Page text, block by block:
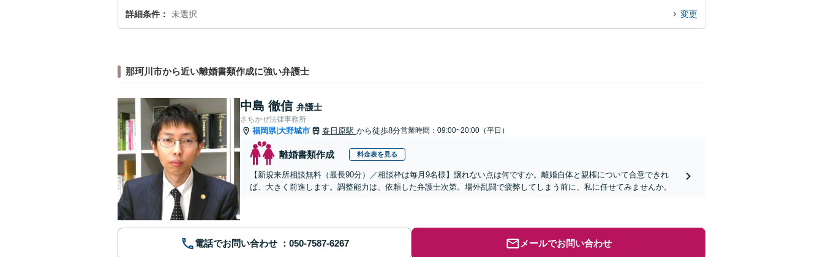
詳細条件 未選択 変更
那珂川市から近い離婚書類作成に強い弁護士
中島 徹信 弁護士
さちかぜ法律事務所
福岡県|大野城市 春日原駅 から徒歩8分営業時間：09:00~20:00（平日）
離婚書類作成 料金表を見る
【新規来所相談無料（最長90分）／相談枠は毎月9名様】譲れない点は何ですか。離婚自体と親権について合意できれ
ば、大きく前進します。調整能力は、依頼した弁護士次第。場外乱闘で疲弊してしまう前に、私に任せてみませんか。
電話でお問い合わせ メールでお問い合わせ